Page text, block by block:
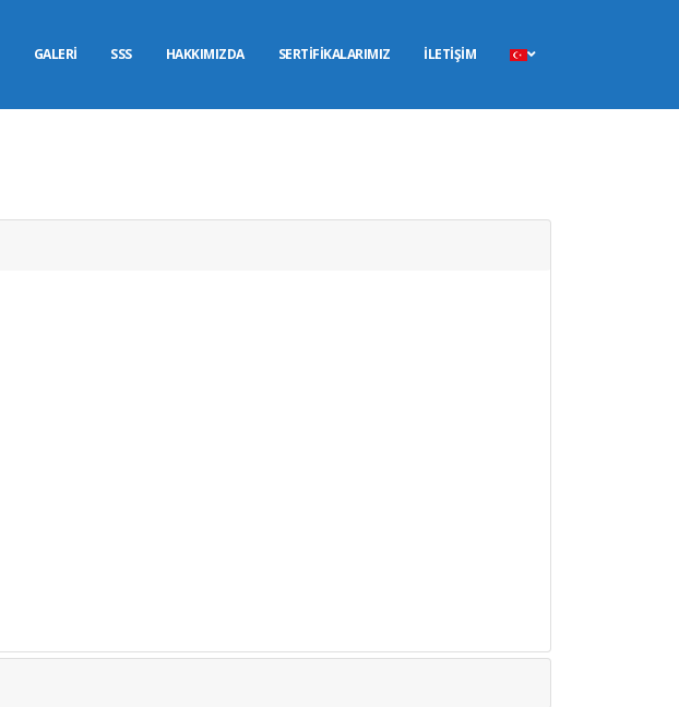
GALERİ SSS HAKKIMIZDA SERTİFİKALARIMIZ İLETİŞİM
SIKÇA SORULAN SORULAR SIKÇA SORULAN SORULAR